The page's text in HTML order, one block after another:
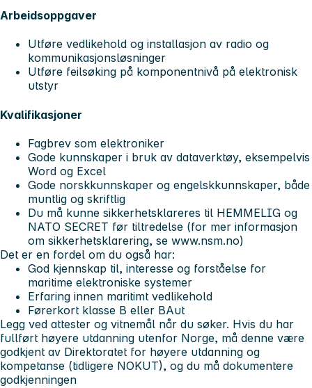
Arbeidsoppgaver
Utføre vedlikehold og installasjon av radio og
kommunikasjonsløsninger
Utføre feilsøking på komponentnivå på elektronisk
utstyr
Kvalifikasjoner
Fagbrev som elektroniker
Gode kunnskaper i bruk av dataverktøy, eksempelvis
Word og Excel
Gode norskkunnskaper og engelskkunnskaper, både
muntlig og skriftlig
Du må kunne sikkerhetsklareres til HEMMELIG og
NATO SECRET før tiltredelse (for mer informasjon
om sikkerhetsklarering, se www.nsm.no)
Det er en fordel om du også har:
God kjennskap til, interesse og forståelse for
maritime elektroniske systemer
Erfaring innen maritimt vedlikehold
Førerkort klasse B eller BAut
Legg ved attester og vitnemål når du søker. Hvis du har
fullført høyere utdanning utenfor Norge, må denne være
godkjent av Direktoratet for høyere utdanning og
kompetanse (tidligere NOKUT), og du må dokumentere
godkjenningen